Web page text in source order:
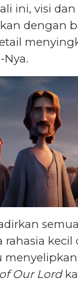
ini, visi dan
dengan
Nya.
kecil
Our Lord